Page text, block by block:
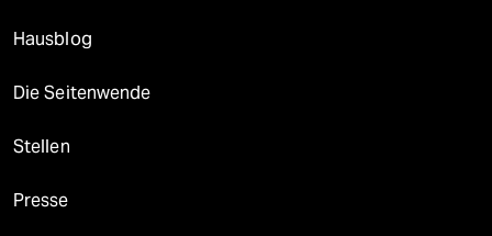
Hausblog
Die Seitenwende
Stellen
Presse